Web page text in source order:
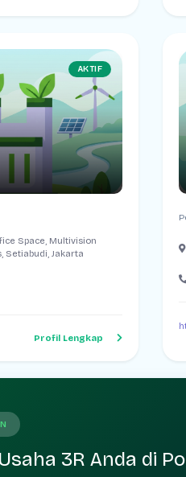
AKTIF
Space, Multivision
Setiabudi, Jakarta
Profil Lengkap
3R Anda di